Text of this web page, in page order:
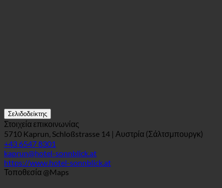
Σελιδοδείκτης
Στοιχεία επικοινωνίας
5710 Kaprun, Schloßstrasse 14 | Αυστρία (Σάλτσμπουργκ)
+43 6547 8301
kaprun@hotel-sonnblick.at